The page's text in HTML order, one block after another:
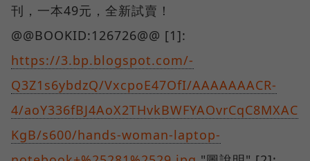
刊，一本49元，全新試賣！
@@BOOKID:126726@@ [1]:
https://3.bp.blogspot.com/-
Q3Z1s6ybdzQ/VxcpoE47OfI/AAAAAAACR-
4/aoY336fBJ4AoX2THvkBWFYAOvrCqC8MXAC
KgB/s600/hands-woman-laptop-